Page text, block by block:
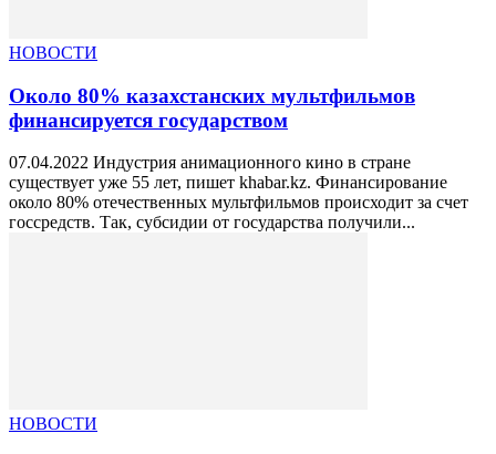
НОВОСТИ
Около 80% казахстанских мультфильмов
финансируется государством
07.04.2022 Индустрия анимационного кино в стране
существует уже 55 лет, пишет khabar.kz. Финансирование
около 80% отечественных мультфильмов происходит за счет
госсредств. Так, субсидии от государства получили...
НОВОСТИ